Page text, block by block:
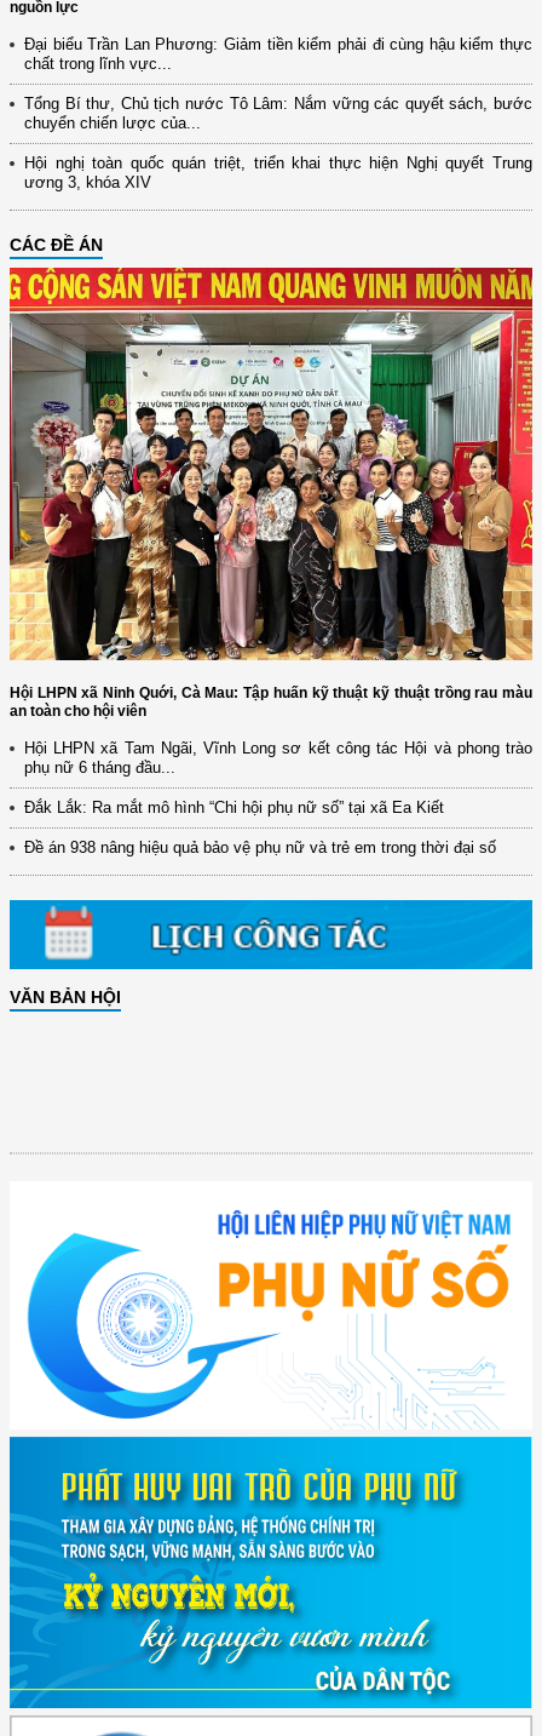
nguồn lực
Đại biểu Trần Lan Phương: Giảm tiền kiểm phải đi cùng hậu kiểm thực
chất trong lĩnh vực...
Tổng Bí thư, Chủ tịch nước Tô Lâm: Nắm vững các quyết sách, bước
chuyển chiến lược của...
Hội nghị toàn quốc quán triệt, triển khai thực hiện Nghị quyết Trung
ương 3, khóa XIV
CÁC ĐỀ ÁN
Hội LHPN xã Ninh Quới, Cà Mau: Tập huấn kỹ thuật kỹ thuật trồng rau màu
an toàn cho hội viên
Hội LHPN xã Tam Ngãi, Vĩnh Long sơ kết công tác Hội và phong trào
phụ nữ 6 tháng đầu...
Đắk Lắk: Ra mắt mô hình “Chi hội phụ nữ số” tại xã Ea Kiết
Đề án 938 nâng hiệu quả bảo vệ phụ nữ và trẻ em trong thời đại số
VĂN BẢN HỘI